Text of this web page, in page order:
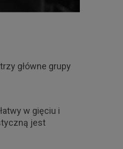
główne grupy
w gięciu i
jest